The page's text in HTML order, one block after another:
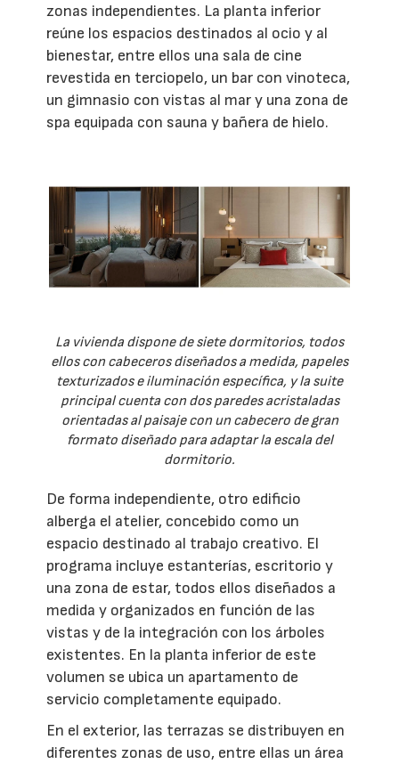
zonas independientes. La planta inferior
reúne los espacios destinados al ocio y al
bienestar, entre ellos una sala de cine
revestida en terciopelo, un bar con vinoteca,
un gimnasio con vistas al mar y una zona de
spa equipada con sauna y bañera de hielo.
La vivienda dispone de siete dormitorios, todos
ellos con cabeceros diseñados a medida, papeles
texturizados e iluminación específica, y la suite
principal cuenta con dos paredes acristaladas
orientadas al paisaje con un cabecero de gran
formato diseñado para adaptar la escala del
dormitorio.
De forma independiente, otro edificio
alberga el atelier, concebido como un
espacio destinado al trabajo creativo. El
programa incluye estanterías, escritorio y
una zona de estar, todos ellos diseñados a
medida y organizados en función de las
vistas y de la integración con los árboles
existentes. En la planta inferior de este
volumen se ubica un apartamento de
servicio completamente equipado.
En el exterior, las terrazas se distribuyen en
diferentes zonas de uso, entre ellas un área